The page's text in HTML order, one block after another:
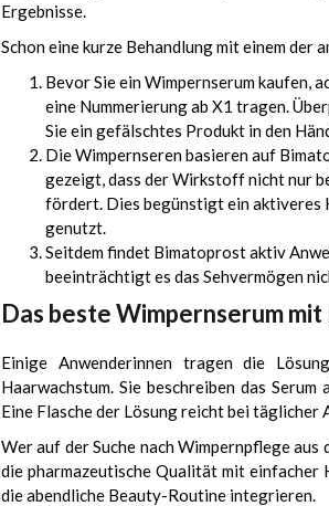
Ergebnisse.
Schon eine kurze Behandlung mit einem der
Bevor Sie ein Wimpernserum kaufen,
eine Nummerierung ab X1 tragen.
Sie ein gefälschtes Produkt in den
Die Wimpernseren basieren auf
gezeigt, dass der Wirkstoff nicht nur
fördert. Dies begünstigt ein aktiveres
genutzt.
Seitdem findet Bimatoprost aktiv
beeinträchtigt es das Sehvermögen
Das beste Wimpernserum
Einige Anwenderinnen tragen die
Haarwachstum. Sie beschreiben das
Eine Flasche der Lösung reicht bei
Wer auf der Suche nach Wimpernpflege
die pharmazeutische Qualität mit einfacher
die abendliche Beauty-Routine integrieren.